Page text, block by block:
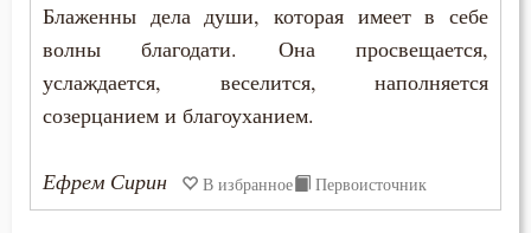
Священное Писание
Семья
Сквернословие
Блаженны дела души, которая имеет в себе
волны благодати. Она просвещается,
услаждается, веселится, наполняется
созерцанием и благоуханием.
Ефрем Сирин В избранное Первоисточник